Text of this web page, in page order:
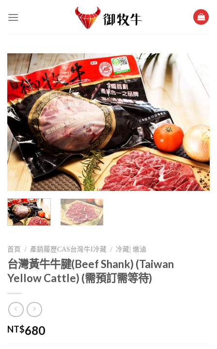
首頁 / 產銷履歷CAS台灣牛I冷藏 / 冷藏| 燉滷
台灣黃牛牛腱(Beef Shank) (Taiwan
Yellow Cattle) (需預訂需等待)
NT$680